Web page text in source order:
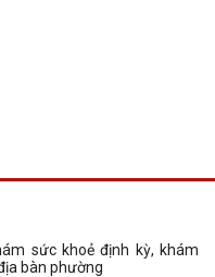
sức khoẻ định kỳ, khám
bàn phường